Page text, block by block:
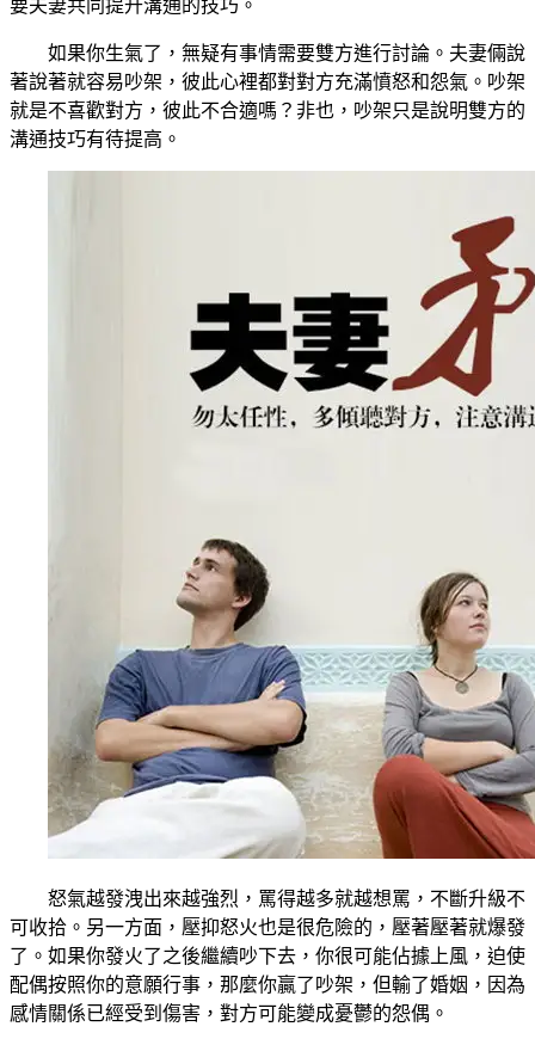
要夫妻共同提升溝通的技巧。
如果你生氣了，無疑有事情需要雙方進行討論。夫妻倆說
著說著就容易吵架，彼此心裡都對對方充滿憤怒和怨氣。吵架
就是不喜歡對方，彼此不合適嗎？非也，吵架只是說明雙方的
溝通技巧有待提高。
怒氣越發洩出來越強烈，罵得越多就越想罵，不斷升級不
可收拾。另一方面，壓抑怒火也是很危險的，壓著壓著就爆發
了。如果你發火了之後繼續吵下去，你很可能佔據上風，迫使
配偶按照你的意願行事，那麼你贏了吵架，但輸了婚姻，因為
感情關係已經受到傷害，對方可能變成憂鬱的怨偶。